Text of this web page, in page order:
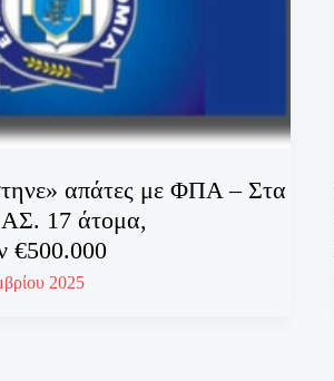
απάτες με ΦΠΑ – Στα
17 άτομα,
€500.000
2025